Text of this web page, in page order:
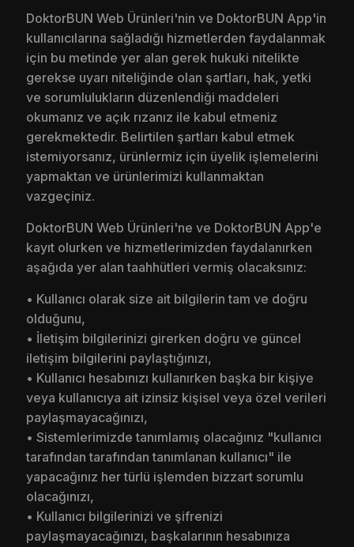
DoktorBUN Web Ürünleri'nin ve DoktorBUN App'in
kullanıcılarına sağladığı hizmetlerden faydalanmak
için bu metinde yer alan gerek hukuki nitelikte
gerekse uyarı niteliğinde olan şartları, hak, yetki
ve sorumlulukların düzenlendiği maddeleri
okumanız ve açık rızanız ile kabul etmeniz
gerekmektedir. Belirtilen şartları kabul etmek
istemiyorsanız, ürünlermiz için üyelik işlemelerini
yapmaktan ve ürünlerimizi kullanmaktan
vazgeçiniz.
DoktorBUN Web Ürünleri'ne ve DoktorBUN App'e
kayıt olurken ve hizmetlerimizden faydalanırken
aşağıda yer alan taahhütleri vermiş olacaksınız:
• Kullanıcı olarak size ait bilgilerin tam ve doğru
olduğunu,
• İletişim bilgilerinizi girerken doğru ve güncel
iletişim bilgilerini paylaştığınızı,
• Kullanıcı hesabınızı kullanırken başka bir kişiye
veya kullanıcıya ait izinsiz kişisel veya özel verileri
paylaşmayacağınızı,
• Sistemlerimizde tanımlamış olacağınız "kullanıcı
tarafından tarafından tanımlanan kullanıcı" ile
yapacağınız her türlü işlemden bizzart sorumlu
olacağınızı,
• Kullanıcı bilgilerinizi ve şifrenizi
paylaşmayacağınızı, başkalarının hesabınıza